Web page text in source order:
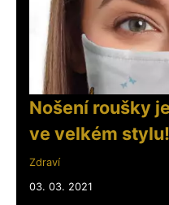
Nošení roušky
ve velkém stylu!
Zdraví
03. 03. 2021